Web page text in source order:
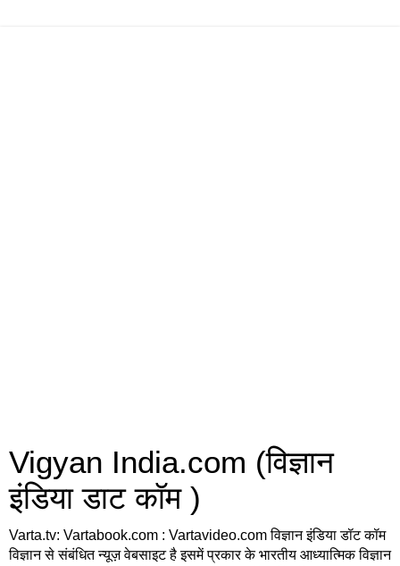
Vigyan India.com (विज्ञान
इंडिया डाट कॉम )
Varta.tv: Vartabook.com : Vartavideo.com विज्ञान इंडिया डॉट कॉम
विज्ञान से संबंधित न्यूज़ वेबसाइट है इसमें प्रकार के भारतीय आध्यात्मिक विज्ञान